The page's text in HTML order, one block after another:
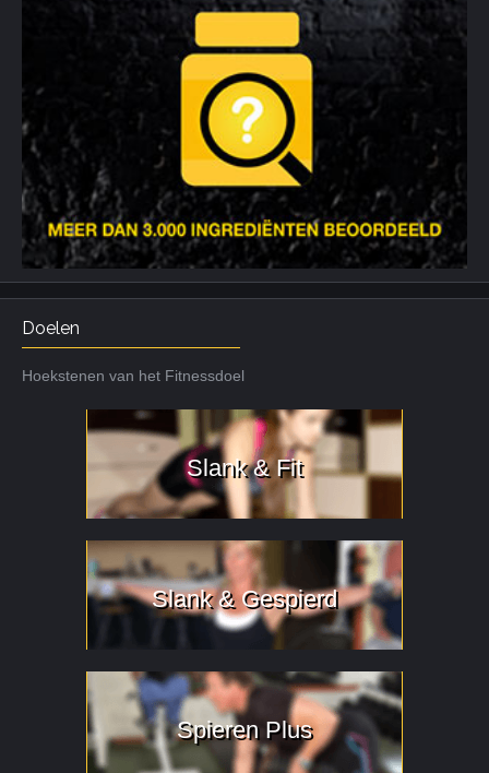
Doelen
Hoekstenen van het Fitnessdoel
Slank & Fit
Slank & Gespierd
Spieren Plus